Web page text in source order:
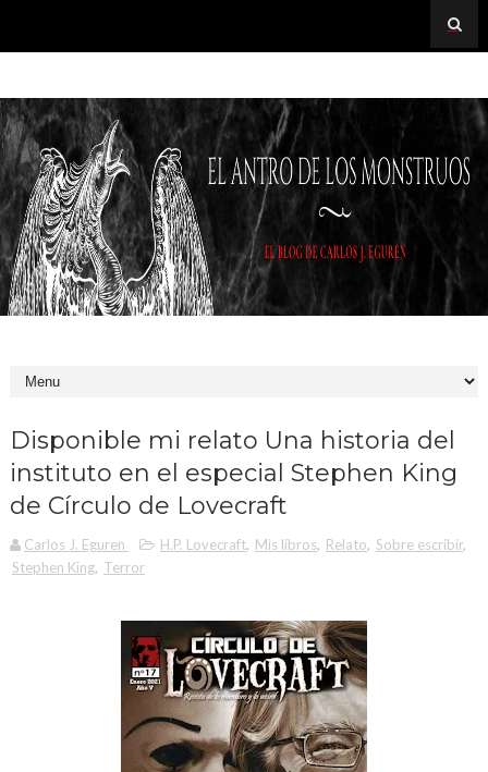
Disponible mi relato Una historia del
instituto en el especial Stephen King
de Círculo de Lovecraft
Carlos J. Eguren H.P. Lovecraft, Mis libros, Relato, Sobre escribir,
Stephen King, Terror